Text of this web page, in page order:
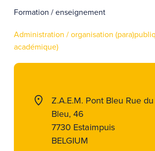
Formation / enseignement
Administration / organisation
académique)
Z.A.E.M. Pont Bleu Rue
Bleu, 46
7730 Estaimpuis
BELGIUM